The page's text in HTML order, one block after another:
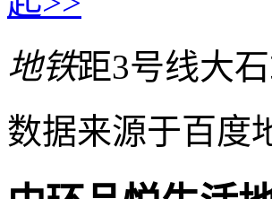
地铁距3号线大
数据来源于百度